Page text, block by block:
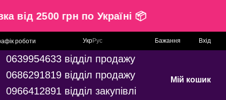
від 2500 грн по Україні 📦
роботи УкрРус Бажання Вхід
0639954633 відділ продажу
0686291819 відділ продажу
0966412891 відділ закупівлі
Мій кошик